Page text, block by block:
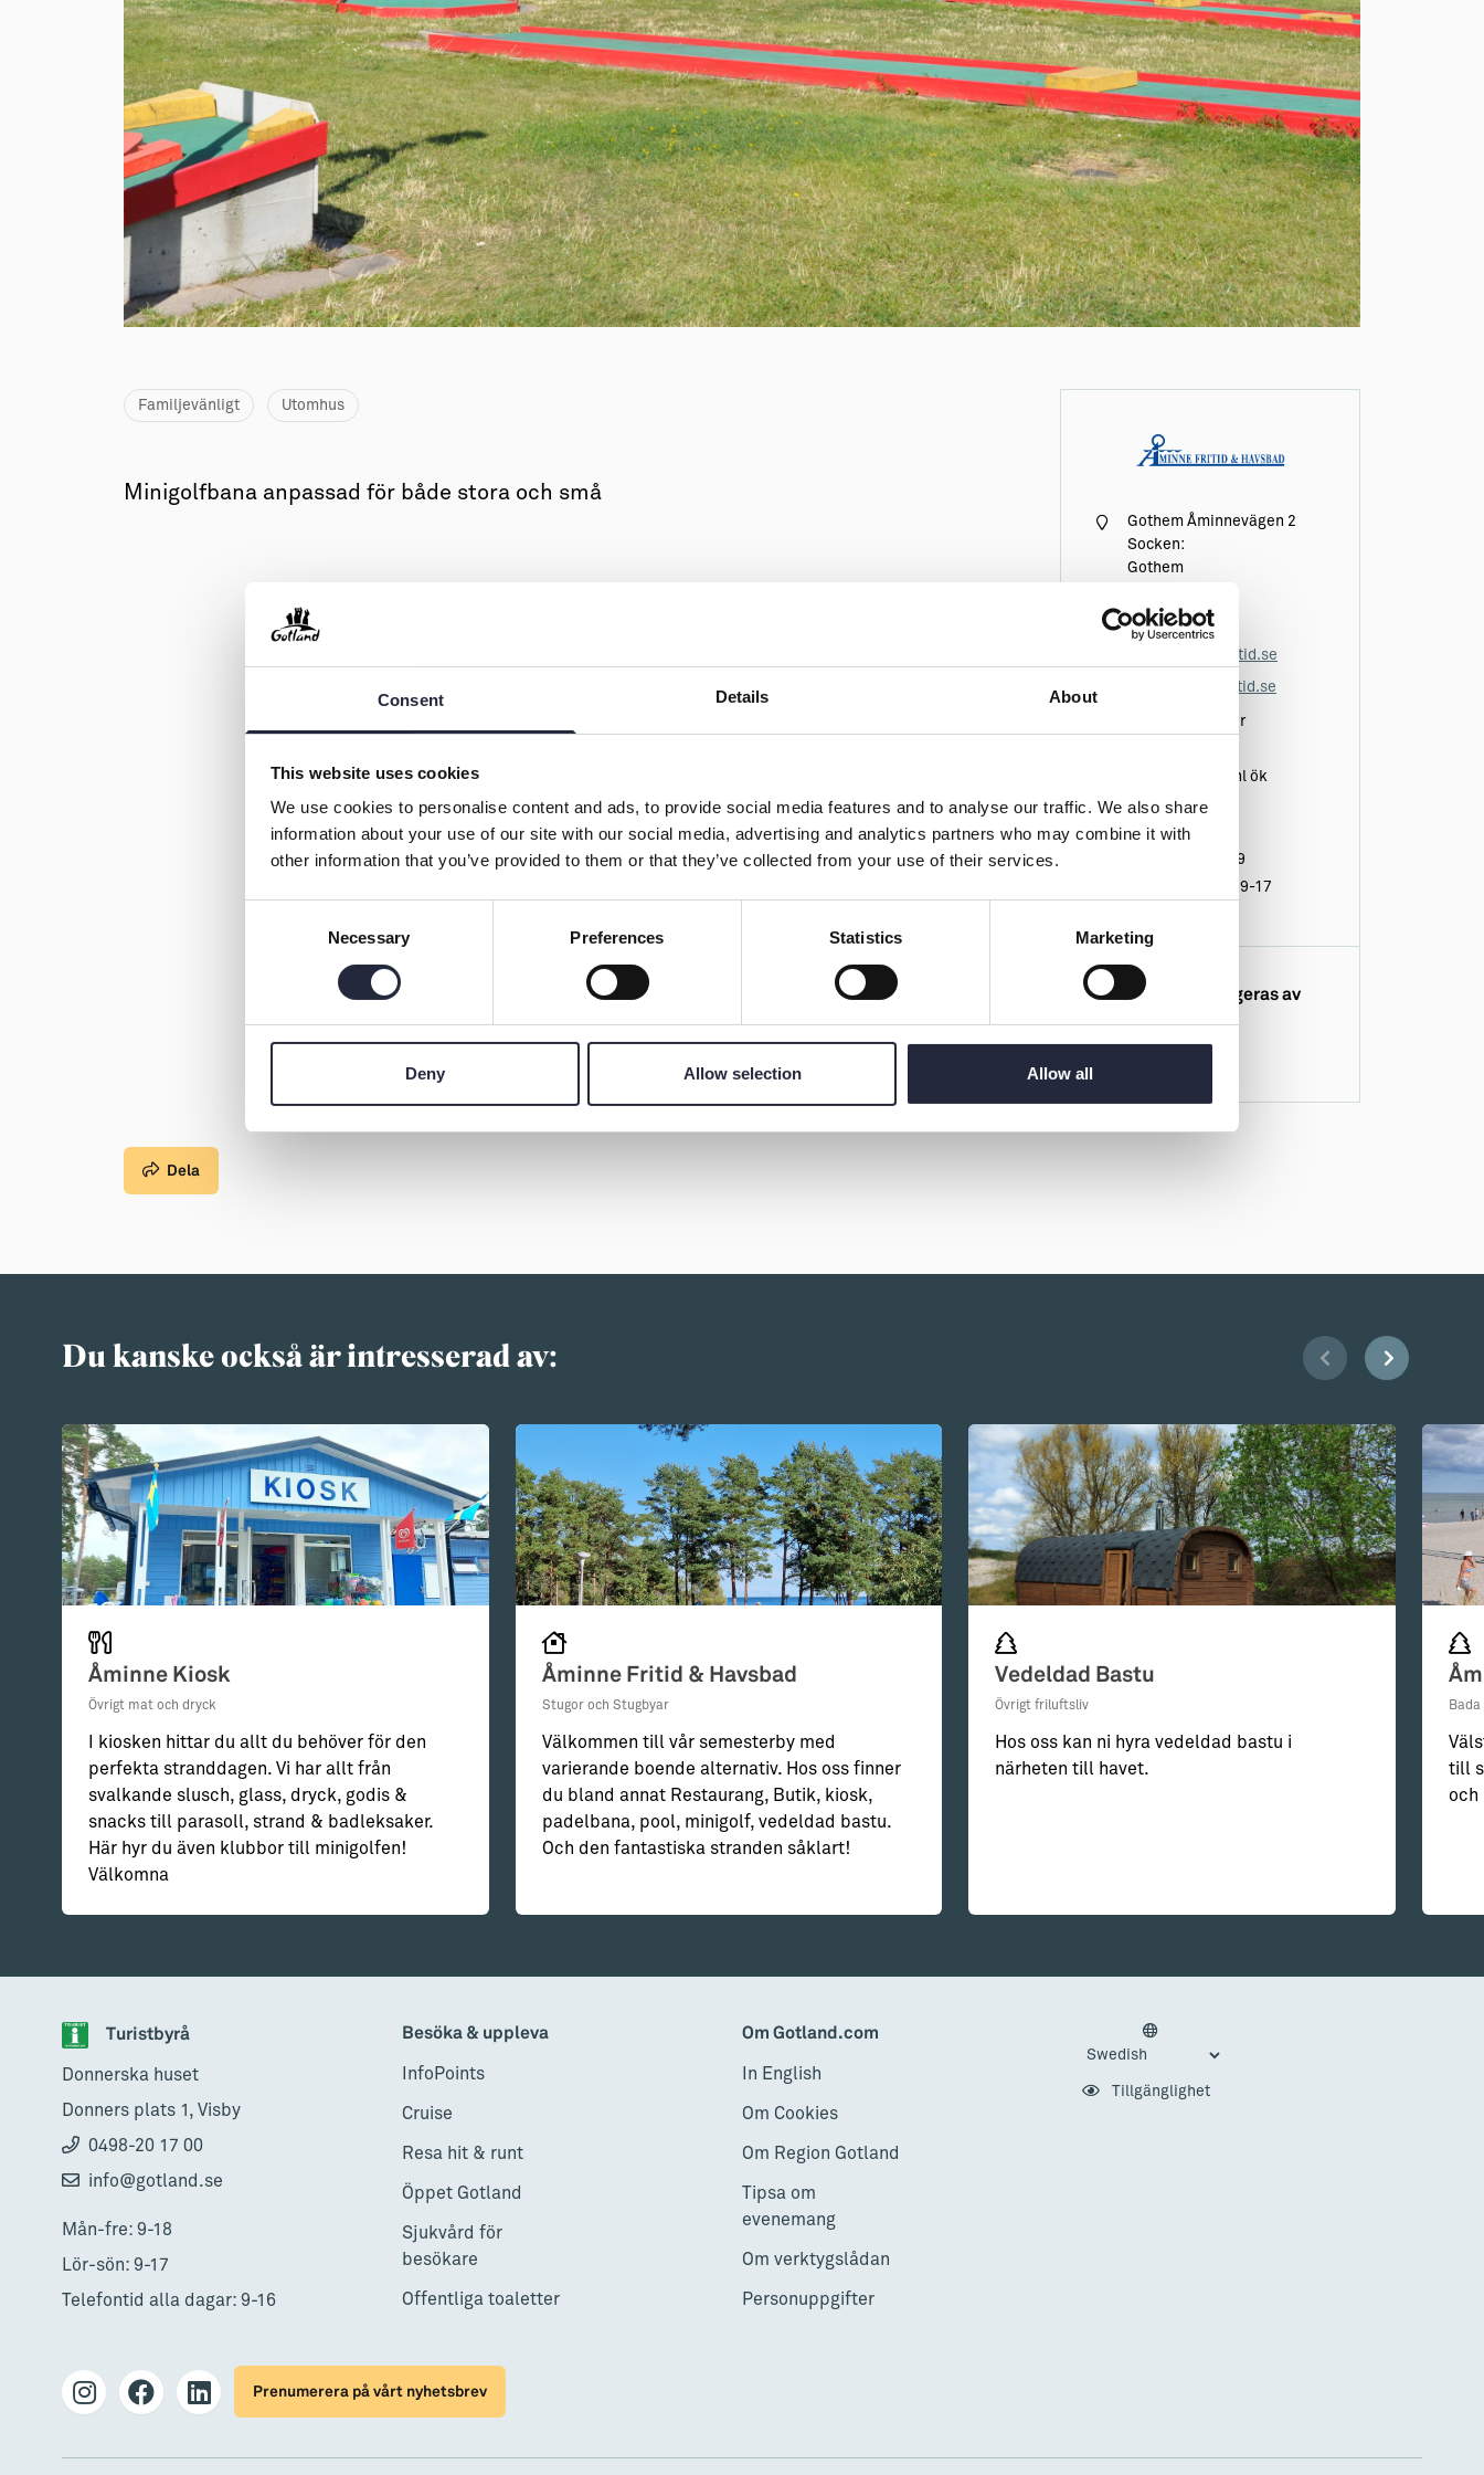
Consent Details About
This website uses cookies
We use cookies to personalise content and ads, to provide social media features and to analyse our traffic. We also share
information about your use of our site with our social media, advertising and analytics partners who may combine it with
other information that you’ve provided to them or that they’ve collected from your use of their services.
Necessary Preferences Statistics Marketing
Deny Allow selection Allow all
Barn & Familj
Familjevänligt Utomhus
Minigolfbana anpassad för både stora och små
Gothem Åminnevägen 2
Socken:
Gothem
0498-340 11
info@aminnefritid.se
www.aminnefritid.se
Maj - September
Maj - R öppet enl ök
Juni R kl. 10-16
Juli R kl. 9-19
1-15 /8 R kl. 9-19
15/8- 29/8 R kl. 9-17
Aktiviteten arrangeras av
Dela
Du kanske också är intresserad av:
Åminne Kiosk
Övrigt mat och dryck
I kiosken hittar du allt du behöver för den
perfekta stranddagen. Vi har allt från
svalkande slusch, glass, dryck, godis &
snacks till parasoll, strand & badleksaker.
Här hyr du även klubbor till minigolfen!
Välkomna
Åminne Fritid & Havsbad
Stugor och Stugbyar
Välkommen till vår semesterby med
varierande boende alternativ. Hos oss finner
du bland annat Restaurang, Butik, kiosk,
padelbana, pool, minigolf, vedeldad bastu.
Och den fantastiska stranden såklart!
Vedeldad Bastu
Övrigt friluftsliv
Hos oss kan ni hyra vedeldad bastu i
närheten till havet.
Bada
till
och
Turistbyrå
Donnerska huset
Donners plats 1, Visby
0498-20 17 00
info@gotland.se
Mån-fre: 9-18
Lör-sön: 9-17
Telefontid alla dagar: 9-16
Besöka & uppleva
InfoPoints
Cruise
Resa hit & runt
Öppet Gotland
Sjukvård för
besökare
Offentliga toaletter
Om Gotland.com
In English
Om Cookies
Om Region Gotland
Tipsa om
evenemang
Om verktygslådan
Personuppgifter
Tillgänglighet
Prenumerera på vårt nyhetsbrev